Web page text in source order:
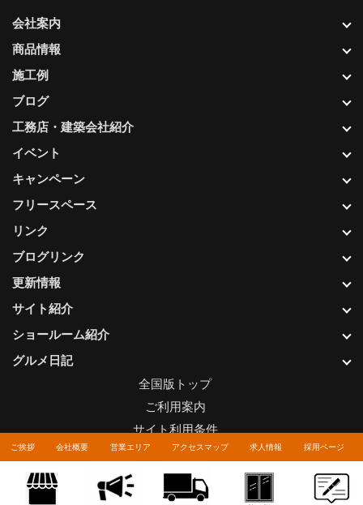
ご挨拶 会社概要 営業エリア アクセスマップ 求人情報 採用ページ
更新情報
サイト紹介
ショールーム紹介
グルメ日記
会社案内
商品情報
施工例
ブログ
工務店・建築会社紹介
イベント
キャンペーン
フリースペース
リンク
ブログリンク
全国版トップ
ご利用案内
サイト利用条件
プライバシーポリシー
関連リンク
お問い合わせについて